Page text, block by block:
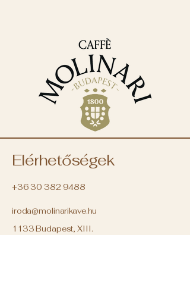
Elérhetőségek
+36 30 382 9488
iroda@molinarikave.hu
1133 Budapest, XIII.